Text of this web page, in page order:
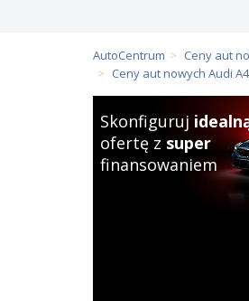
AutoCentrum Ceny aut
Ceny aut nowych Audi
Skonfiguruj
ofertę z super
finansowaniem